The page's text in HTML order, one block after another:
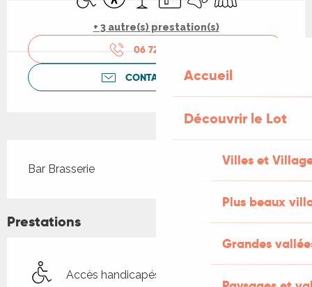
Accueil
Découvrir le Lot
Villes et
Plus beaux
Grandes
+ 3 autre(s) prestation(s)
06 72 51 34
CONTACTEZ-NOUS
Bar Brasserie
Prestations
Accès handicapés